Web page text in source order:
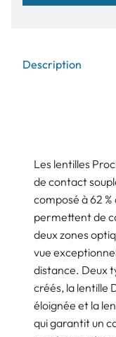
Description
Les lentilles
de contact
composé à 62
permettent de
deux zones
vue
distance. Deux
créés, la lentille
éloignée et la
qui garantit un